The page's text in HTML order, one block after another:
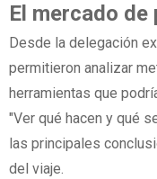
El mercado de
Desde la delegación
permitieron analizar
herramientas que
"Ver qué hacen y qué
las principales
del viaje.